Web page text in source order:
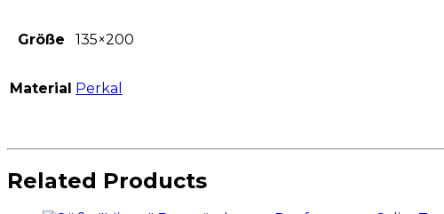
Größe 135×200
Material Perkal
Related Products